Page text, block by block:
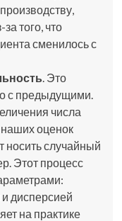
того, что
сменилось с
. Это
с предыдущими.
числа
оценок
носить случайный
Этот процесс
дисперсией
на практике